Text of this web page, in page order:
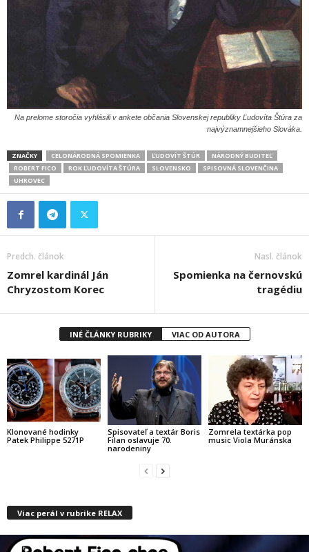
Na prelome storočia vyhlásili v ankete občania Slovenskej republiky Ľudovíta Štúra za
najvýznamnejšieho Slováka.
ZNAČKY CELONÁRODNÁ SPOMIENKA ĽUDOVÍT ŠTÚR
NÁRODNÝ BUDITEĽ
ROBERT FICO
ROK ĽUDOVÍTA ŠTÚRA SLOVENSKO
SPISOVNÁ SLOVENČINA
UHROVEC
Predch. článok
Zomrel kardinál Ján
Chryzostom Korec
Nasl. článok
Spomienka na černovskú
tragédiu
INÉ ČLÁNKY RUBRIKY VIAC OD AUTORA
Klonované hodinky
Patek Philippe 5271P
Spisovateľ a textár Boris
Filan oslavuje 70.
narodeniny
Zomrela textárka pop
music Viola Muránska
Viac perál v rubrike RELAX